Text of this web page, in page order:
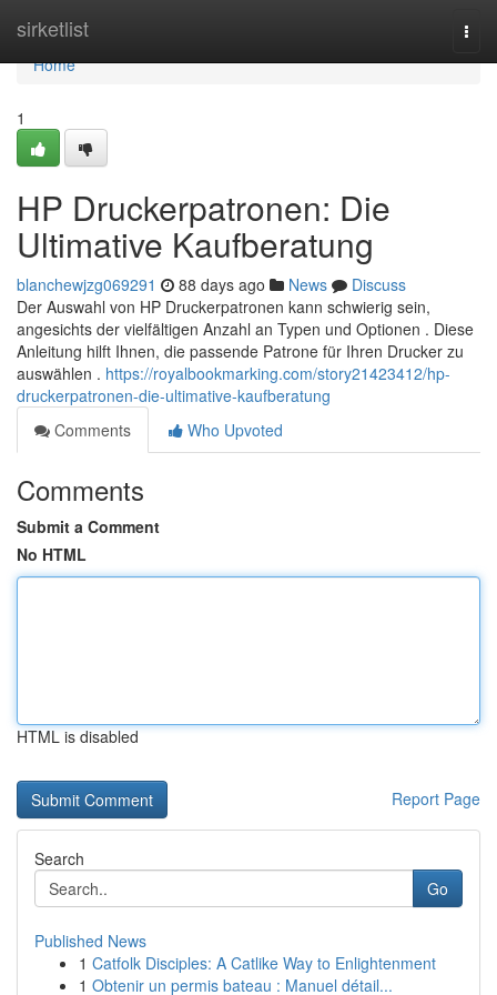
sirketlist
Home
Home
1
HP Druckerpatronen: Die
Ultimative Kaufberatung
blanchewjzg069291 88 days ago News
Discuss
Der Auswahl von HP Druckerpatronen kann schwierig sein,
angesichts der vielfältigen Anzahl an Typen und Optionen . Diese
Anleitung hilft Ihnen, die passende Patrone für Ihren Drucker zu
auswählen . https://royalbookmarking.com/story21423412/hp-
druckerpatronen-die-ultimative-kaufberatung
Comments
Who Upvoted
Comments
Submit a Comment
No HTML
HTML is disabled
Report Page
Search
Go
Published News
1 Catfolk Disciples: A Catlike Way to Enlightenment
1 Obtenir un permis bateau : Manuel détail...